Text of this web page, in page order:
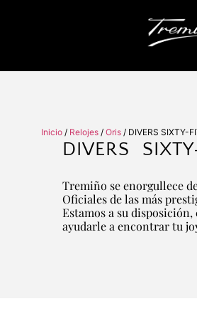
Inicio / Relojes / Oris / DIVERS SIXTY-
DIVERS
Tremiño se enorgullece
Oficiales de las más
Estamos a su
ayudarle a encontrar tu